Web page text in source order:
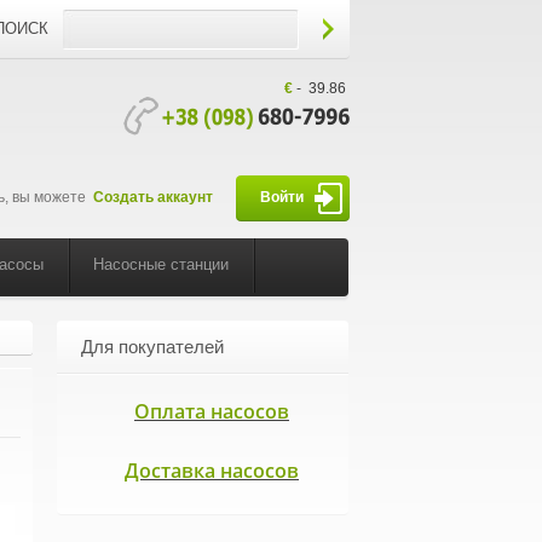
€- 39.86
вы можете Создать аккаунт Войти
Насосные станции
Для покупателей
Оплата насосов
Доставка насосов